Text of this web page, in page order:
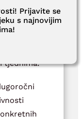
ERDO
se
tjednima.
Prijavite se
s najnovijim